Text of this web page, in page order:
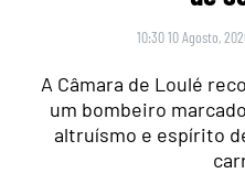
10:30 10 Agosto,
A Câmara de Loulé
um bombeiro
altruísmo e espírito